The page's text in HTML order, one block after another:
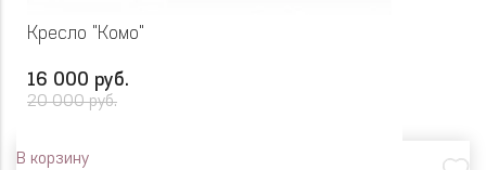
Кресло "Комо"
16 000 руб.
20 000 руб.
В корзину